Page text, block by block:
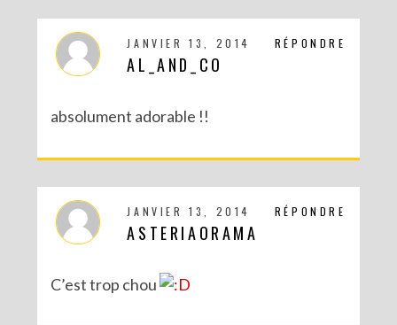
RECETTES ET CRÉATIONS POUR DES FÊTES RÉUSSIES – CONCOURS
RÉPONDRE
JANVIER 13, 2014
AL_AND_CO
absolument adorable !!
RÉPONDRE
JANVIER 13, 2014
ASTERIAORAMA
C’est trop chou